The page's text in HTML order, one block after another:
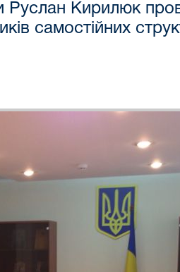
Руслан Кирилюк
самостійних